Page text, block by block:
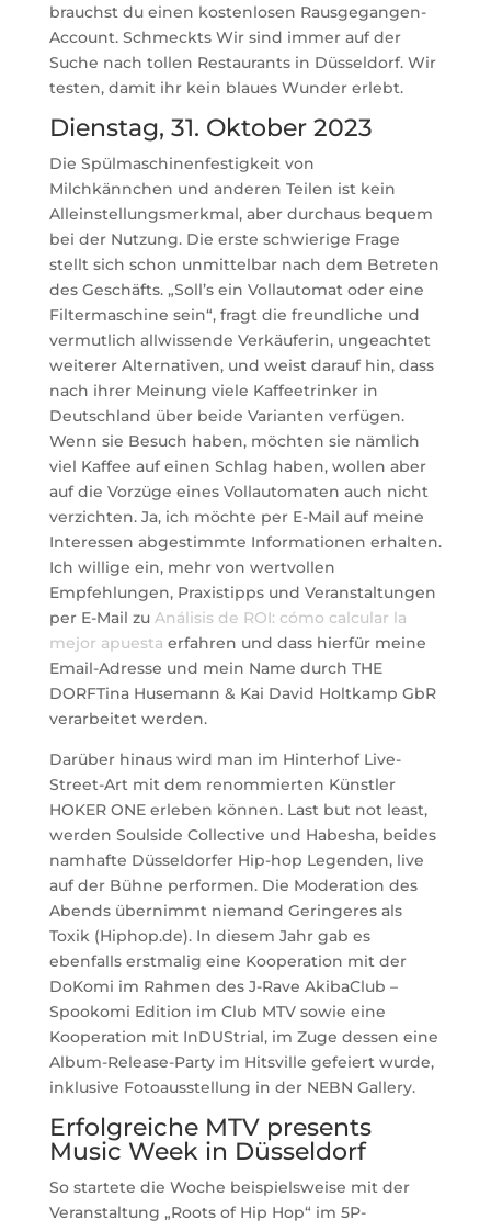
brauchst du einen kostenlosen Rausgegangen-
Account. Schmeckts Wir sind immer auf der
Suche nach tollen Restaurants in Düsseldorf. Wir
testen, damit ihr kein blaues Wunder erlebt.
Dienstag, 31. Oktober 2023
Die Spülmaschinenfestigkeit von
Milchkännchen und anderen Teilen ist kein
Alleinstellungsmerkmal, aber durchaus bequem
bei der Nutzung. Die erste schwierige Frage
stellt sich schon unmittelbar nach dem Betreten
des Geschäfts. „Soll’s ein Vollautomat oder eine
Filtermaschine sein“, fragt die freundliche und
vermutlich allwissende Verkäuferin, ungeachtet
weiterer Alternativen, und weist darauf hin, dass
nach ihrer Meinung viele Kaffeetrinker in
Deutschland über beide Varianten verfügen.
Wenn sie Besuch haben, möchten sie nämlich
viel Kaffee auf einen Schlag haben, wollen aber
auf die Vorzüge eines Vollautomaten auch nicht
verzichten. Ja, ich möchte per E-Mail auf meine
Interessen abgestimmte Informationen erhalten.
Ich willige ein, mehr von wertvollen
Empfehlungen, Praxistipps und Veranstaltungen
per E-Mail zu Análisis de ROI: cómo calcular la
mejor apuesta erfahren und dass hierfür meine
Email-Adresse und mein Name durch THE
DORFTina Husemann & Kai David Holtkamp GbR
verarbeitet werden.
Darüber hinaus wird man im Hinterhof Live-
Street-Art mit dem renommierten Künstler
HOKER ONE erleben können. Last but not least,
werden Soulside Collective und Habesha, beides
namhafte Düsseldorfer Hip-hop Legenden, live
auf der Bühne performen. Die Moderation des
Abends übernimmt niemand Geringeres als
Toxik (Hiphop.de). In diesem Jahr gab es
ebenfalls erstmalig eine Kooperation mit der
DoKomi im Rahmen des J-Rave AkibaClub –
Spookomi Edition im Club MTV sowie eine
Kooperation mit InDUStrial, im Zuge dessen eine
Album-Release-Party im Hitsville gefeiert wurde,
inklusive Fotoausstellung in der NEBN Gallery.
Erfolgreiche MTV presents
Music Week in Düsseldorf
So startete die Woche beispielsweise mit der
Veranstaltung „Roots of Hip Hop“ im 5P-